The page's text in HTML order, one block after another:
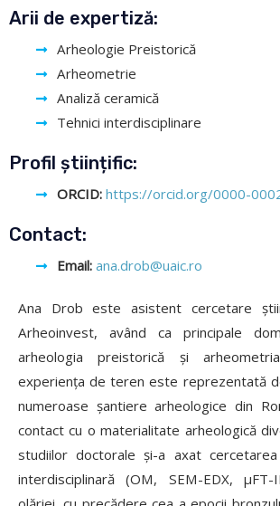
Arii de expertiză:
Arheologie Preistorică
Arheometrie
Analiză ceramică
Tehnici interdisciplinare
Profil științific:
ORCID:https://orcid.org/0000-
Contact:
Email: ana.drob@uaic.ro
Ana Drob este asistent cercetare
Arheoinvest, având ca principale
arheologia preistorică și
experiența de teren este reprezentată
numeroase șantiere arheologice din
contact cu o materialitate arheologică
studiilor doctorale și-a axat
interdisciplinară (OM, SEM-EDX,